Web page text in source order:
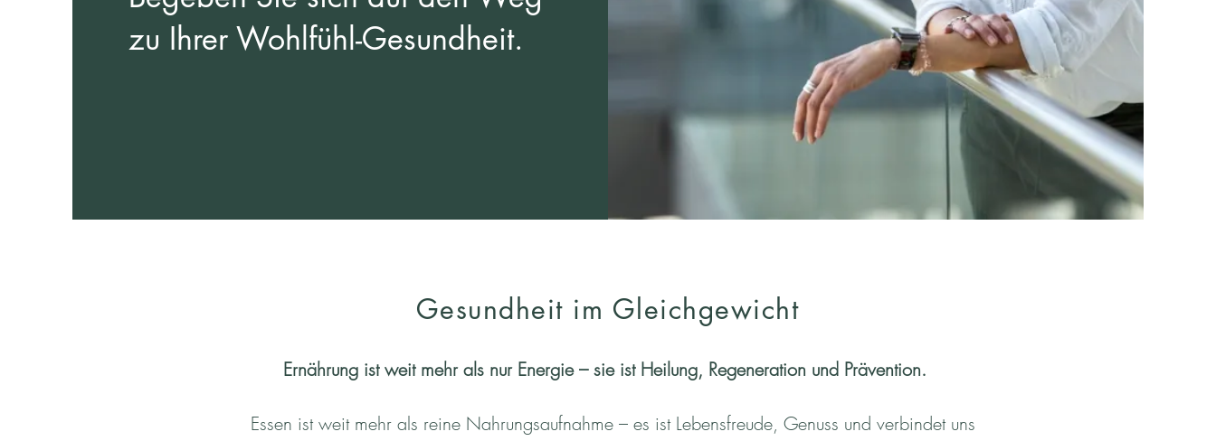
zu Ihrer Wohlfühl-Gesundheit.
Gesundheit im Gleichgewicht
Ernährung ist weit mehr als nur Energie – sie ist Heilung, Regeneration und Prävention.
Essen ist weit mehr als reine Nahrungsaufnahme – es ist Lebensfreude, Genuss und verbindet uns